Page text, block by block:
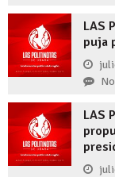
LAS
puja
LAS